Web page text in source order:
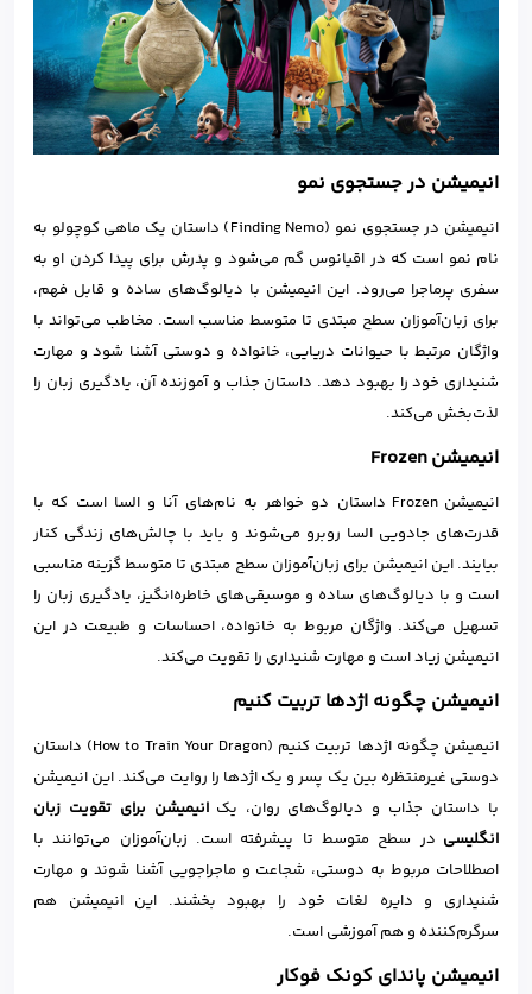
انیمیشن در جستجوی نمو
انیمیشن در جستجوی نمو (Finding Nemo) داستان یک ماهی کوچولو به
نام نمو است که در اقیانوس گم می‌شود و پدرش برای پیدا کردن او به
سفری پرماجرا می‌رود. این انیمیشن با دیالوگ‌های ساده و قابل فهم،
برای زبان‌آموزان سطح مبتدی تا متوسط مناسب است. مخاطب می‌تواند با
واژگان مرتبط با حیوانات دریایی، خانواده و دوستی آشنا شود و مهارت
شنیداری خود را بهبود دهد. داستان جذاب و آموزنده آن، یادگیری زبان را
لذت‌بخش می‌کند.
انیمیشن Frozen
انیمیشن Frozen داستان دو خواهر به نام‌های آنا و السا است که با
قدرت‌های جادویی السا روبرو می‌شوند و باید با چالش‌های زندگی کنار
بیایند. این انیمیشن برای زبان‌آموزان سطح مبتدی تا متوسط گزینه مناسبی
است و با دیالوگ‌های ساده و موسیقی‌های خاطره‌انگیز، یادگیری زبان را
تسهیل می‌کند. واژگان مربوط به خانواده، احساسات و طبیعت در این
انیمیشن زیاد است و مهارت شنیداری را تقویت می‌کند.
انیمیشن چگونه اژدها تربیت کنیم
انیمیشن چگونه اژدها تربیت کنیم (How to Train Your Dragon) داستان
دوستی غیرمنتظره بین یک پسر و یک اژدها را روایت می‌کند. این انیمیشن
با داستان جذاب و دیالوگ‌های روان، یکانیمیشن برای تقویت زبان
انگلیسی در سطح متوسط تا پیشرفته است. زبان‌آموزان می‌توانند با
اصطلاحات مربوط به دوستی، شجاعت و ماجراجویی آشنا شوند و مهارت
شنیداری و دایره لغات خود را بهبود بخشند. این انیمیشن هم
سرگرم‌کننده و هم آموزشی است.
انیمیشن پاندای کونک فوکار